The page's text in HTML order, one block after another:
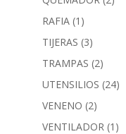
RAFIA (1)
TIJERAS (3)
TRAMPAS (2)
UTENSILIOS (24)
VENENO (2)
VENTILADOR (1)